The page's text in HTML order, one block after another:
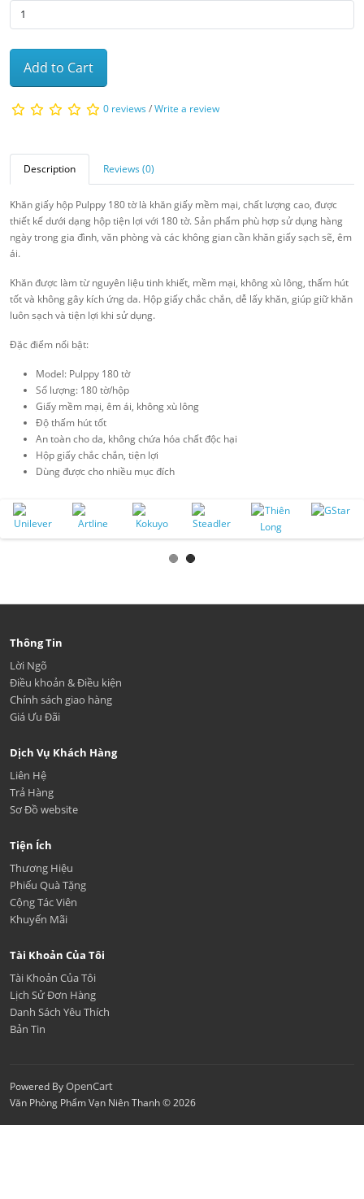
Add to Cart
0 reviews/Write a review
Description Reviews (0)
Khăn giấy hộp Pulppy 180 tờ là khăn giấy mềm mại, chất lượng cao, được
thiết kế dưới dạng hộp tiện lợi với 180 tờ. Sản phẩm phù hợp sử dụng hàng
ngày trong gia đình, văn phòng và các không gian cần khăn giấy sạch sẽ, êm
ái.
Khăn được làm từ nguyên liệu tinh khiết, mềm mại, không xù lông, thấm hút
tốt và không gây kích ứng da. Hộp giấy chắc chắn, dễ lấy khăn, giúp giữ khăn
luôn sạch và tiện lợi khi sử dụng.
Đặc điểm nổi bật:
Model: Pulppy 180 tờ
Số lượng: 180 tờ/hộp
Giấy mềm mại, êm ái, không xù lông
Độ thấm hút tốt
An toàn cho da, không chứa hóa chất độc hại
Hộp giấy chắc chắn, tiện lợi
Dùng được cho nhiều mục đích
Thông Tin
Lời Ngõ
Điều khoản & Điều kiện
Chính sách giao hàng
Giá Ưu Đãi
Dịch Vụ Khách Hàng
Liên Hệ
Trả Hàng
Sơ Đồ website
Tiện Ích
Thương Hiệu
Phiếu Quà Tặng
Cộng Tác Viên
Khuyến Mãi
Tài Khoản Của Tôi
Tài Khoản Của Tôi
Lịch Sử Đơn Hàng
Danh Sách Yêu Thích
Bản Tin
Powered ByOpenCart
Văn Phòng Phẩm Vạn Niên Thanh © 2026